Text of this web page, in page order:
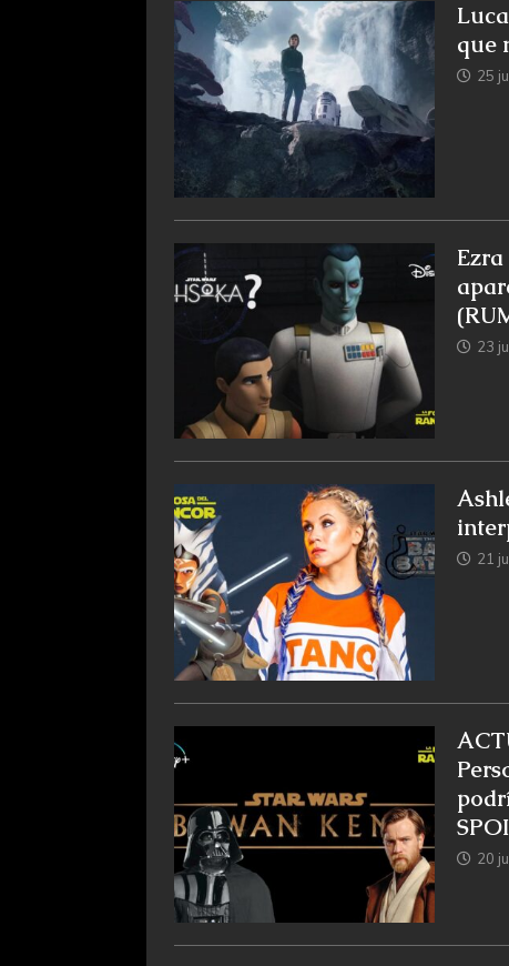
que
25
23
21
20